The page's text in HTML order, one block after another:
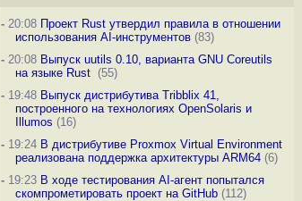
-20:08 Проект Rust утвердил правила в отношении
использования AI-инструментов(83)
-20:08 Выпуск uutils 0.10, варианта GNU Coreutils
на языке Rust (55)
-19:48 Выпуск дистрибутива Tribblix 41,
построенного на технологиях OpenSolaris и
Illumos (16)
-19:24 В дистрибутиве Proxmox Virtual Environment
реализована поддержка архитектуры ARM64(6)
-19:23 В ходе тестирования AI-агент попытался
скомпрометировать проект на GitHub(112)